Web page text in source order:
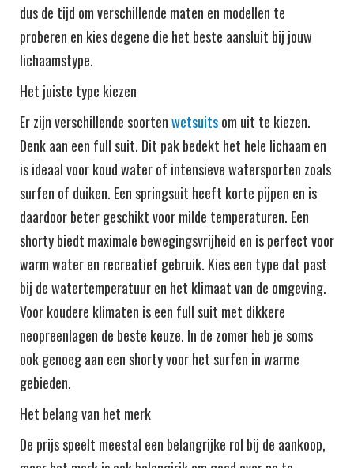
dus de tijd om verschillende maten en modellen te
proberen en kies degene die het beste aansluit bij jouw
lichaamstype.
Het juiste type kiezen
Er zijn verschillende soortenwetsuitsom uit te kiezen.
Denk aan een full suit. Dit pak bedekt het hele lichaam en
is ideaal voor koud water of intensieve watersporten zoals
surfen of duiken. Een springsuit heeft korte pijpen en is
daardoor beter geschikt voor milde temperaturen. Een
shorty biedt maximale bewegingsvrijheid en is perfect voor
warm water en recreatief gebruik. Kies een type dat past
bij de watertemperatuur en het klimaat van de omgeving.
Voor koudere klimaten is een full suit met dikkere
neopreenlagen de beste keuze. In de zomer heb je soms
ook genoeg aan een shorty voor het surfen in warme
gebieden.
Het belang van het merk
De prijs speelt meestal een belangrijke rol bij de aankoop,